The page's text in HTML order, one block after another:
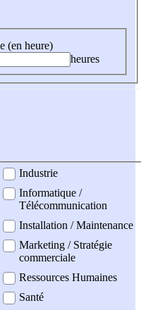
(en heure)
heures
Industrie
Informatique /
Télécommunication
Installation / Maintenance
Marketing / Stratégie
commerciale
Ressources Humaines
Santé